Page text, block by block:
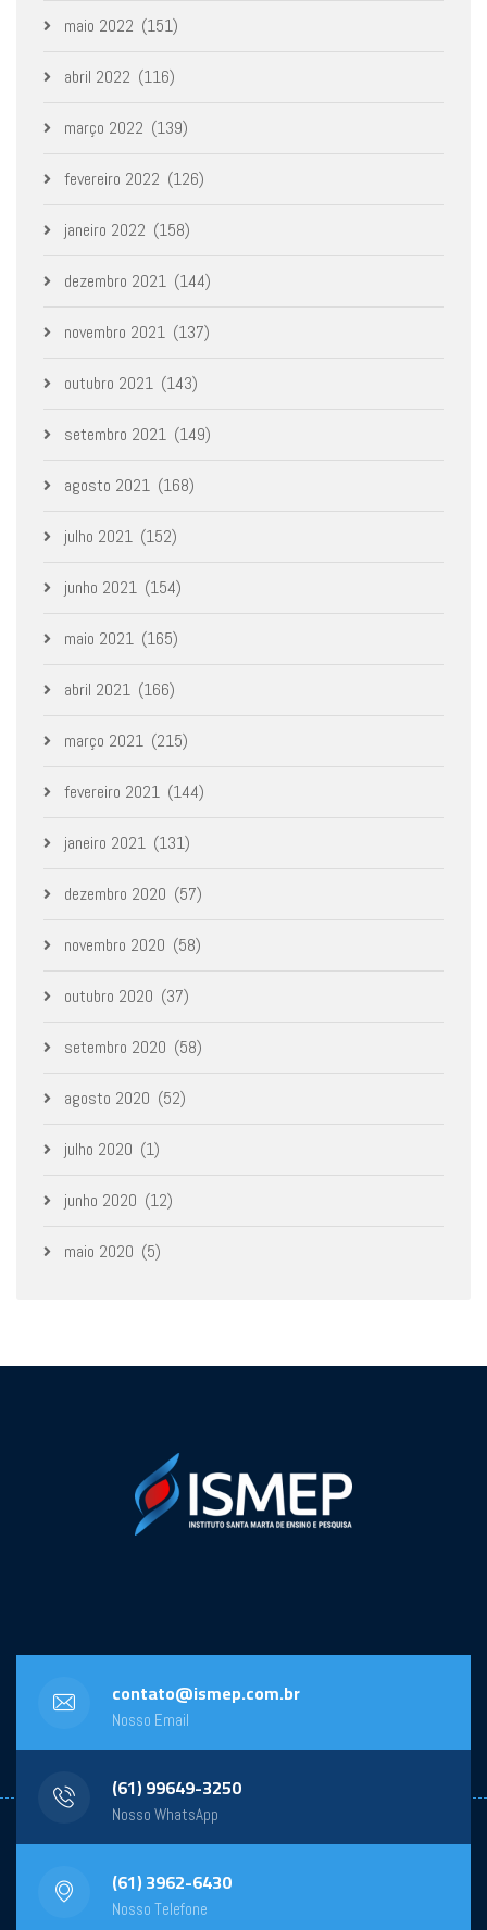
maio 2022 (151)
abril 2022 (116)
março 2022 (139)
fevereiro 2022 (126)
janeiro 2022 (158)
dezembro 2021 (144)
novembro 2021 (137)
outubro 2021 (143)
setembro 2021 (149)
agosto 2021 (168)
julho 2021 (152)
junho 2021 (154)
maio 2021 (165)
abril 2021 (166)
março 2021 (215)
fevereiro 2021 (144)
janeiro 2021 (131)
dezembro 2020 (57)
novembro 2020 (58)
outubro 2020 (37)
setembro 2020 (58)
agosto 2020 (52)
julho 2020 (1)
junho 2020 (12)
maio 2020 (5)
contato@ismep.com.br
Nosso Email
(61) 99649-3250
Nosso WhatsApp
(61) 3962-6430
Nosso Telefone